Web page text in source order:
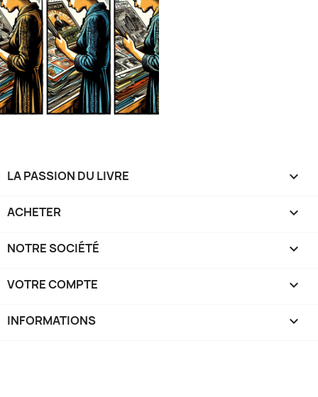
LA PASSION DU LIVRE 
ACHETER 
NOTRE SOCIÉTÉ 
VOTRE COMPTE 
INFORMATIONS keyboard_arrow_down